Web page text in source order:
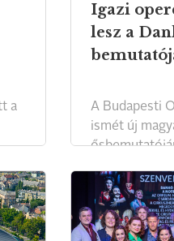
a
Igazi
lesz a
A Budapesti
ismét új